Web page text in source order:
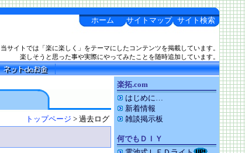
ホーム サイトマップ サイト検索
当サイトでは「楽に楽しく」をテーマにしたコンテンツを掲載しています。
楽しそうと思った事や実際にやってみたことを随時追加しています。
トップページ > 過去ログ
楽拓.com
はじめに…
新着情報
雑談掲示板
何でもＤＩＹ